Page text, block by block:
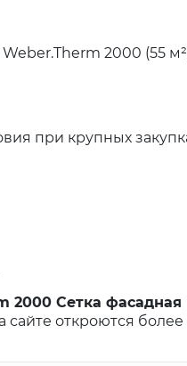
2000 (55
при крупных
2000 Сетка
сайте откроются